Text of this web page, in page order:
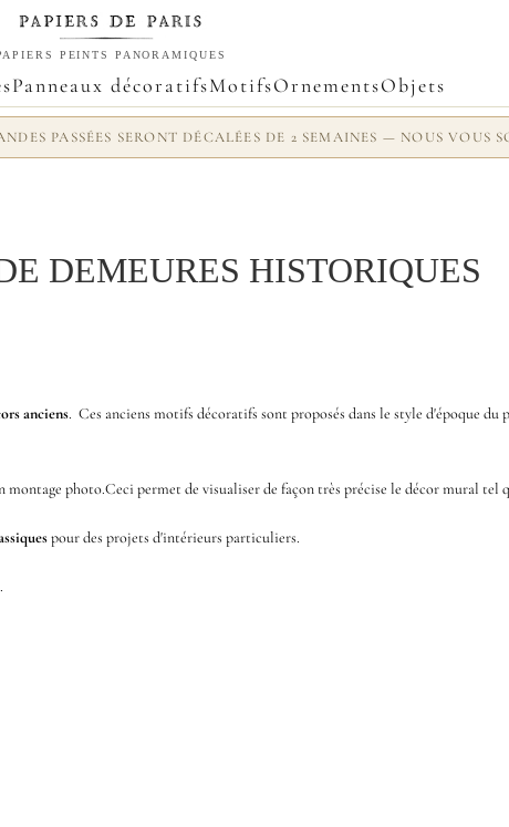
PEINTS PANORAMIQUES
Panneaux décoratifsMotifsOrnementsObjets
PASSÉES SERONT DÉCALÉES DE 2 SEMAINES — NOUS VOUS
DEMEURES HISTORIQUES
anciens. Ces anciens motifs décoratifs sont proposés dans le style d'époque
montage photo.Ceci permet de visualiser de façon très précise le décor mural tel
pour des projets d'intérieurs particuliers.